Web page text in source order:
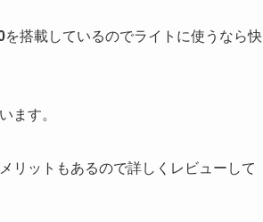
を搭載しているのでライトに使うなら快
ます。
リットもあるので詳しくレビューして